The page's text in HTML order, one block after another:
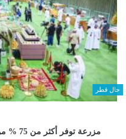
حال قطر